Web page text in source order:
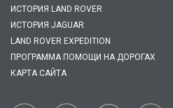
ИСТОРИЯ LAND ROVER
ИСТОРИЯ JAGUAR
LAND ROVER EXPEDITION
ПРОГРАММА ПОМОЩИ НА ДОРОГАХ
КАРТА САЙТА